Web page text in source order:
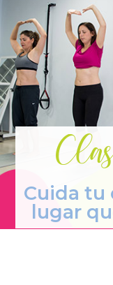
Cuida tu
lugar